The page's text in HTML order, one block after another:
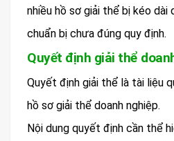
nhiều hồ sơ giải thể bị kéo dài
chuẩn bị chưa đúng quy định.
Quyết định giải thể
Quyết định giải thể là tài liệu
hồ sơ giải thể doanh nghiệp.
Nội dung quyết định cần thể